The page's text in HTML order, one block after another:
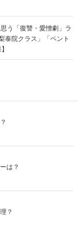
う「復讐・愛憎劇」ラ
院クラス」「ペント
は？
？